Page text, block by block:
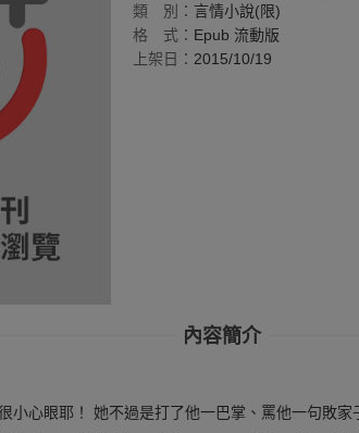
類
別： 言情小說(限)
格
式： Epub 流動版
上架日： 2015/10/19
內容簡介
小心眼耶！ 她不過是打了他一巴掌、罵他一句敗